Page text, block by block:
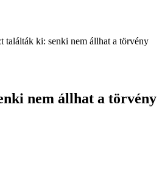
találták ki: senki nem állhat a törvény
nem állhat a törvény